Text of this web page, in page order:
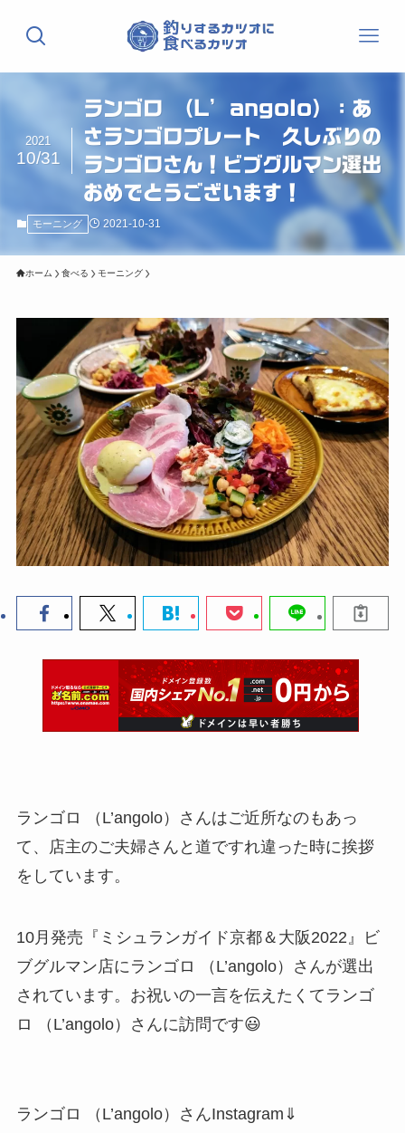
ランゴロ （L’angolo）：あ
さランゴロプレート 久しぶりの
ランゴロさん！ビブグルマン選出
おめでとうございます！
2021
10/31
モーニング 2021-10-31
ホーム 食べる モーニング
ランゴロ （L’angolo）さんはご近所なのもあっ
て、店主のご夫婦さんと道ですれ違った時に挨拶
をしています。
10月発売『ミシュランガイド京都＆大阪2022』ビ
ブグルマン店にランゴロ （L’angolo）さんが選出
されています。お祝いの一言を伝えたくてランゴ
ロ （L’angolo）さんに訪問です😃
ランゴロ （L’angolo）さんInstagram⇓